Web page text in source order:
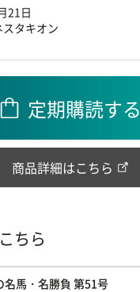
21日
タキオン
定期購読する
商品詳細はこちら
ちら
名馬・名勝負 第51号